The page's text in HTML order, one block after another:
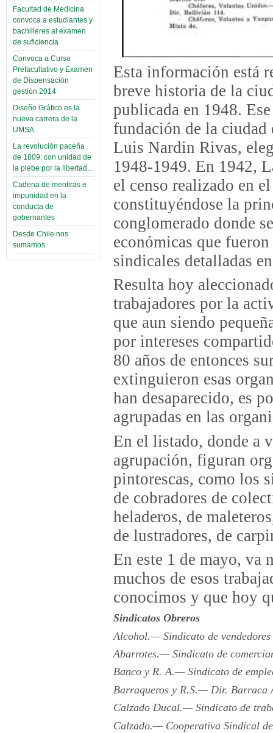
Facultad de Medicina
convoca a estudiantes y
bachilleres al examen
de suficiencia
Convoca a Curso
Prefacultativo y Examen
de Dispensación
gestión 2014
Diseño Gráfico es la
nueva carrera de la
UMSA
La revolución paceña
de 1809: con unidad de
la plebe por la libertad…
Cadena de mentiras e
impunidad en la
conducta de
gobernantes
Desde Chile nos
sumamos
Esta información está
breve historia de la
publicada en 1948.
fundación de la
Luis Nardin Rivas,
1948-1949. En 1942,
el censo realizado en
constituyéndose la
conglomerado donde
económicas que
sindicales detalladas
Resulta hoy
trabajadores por la
que aun siendo
por intereses
80 años de entonces
extinguieron esas
han desaparecido, es
agrupadas en las
En el listado, donde a
agrupación, figuran
pintorescas, como los
de cobradores de
heladeros, de
de lustradores, de
En este 1 de mayo, va
muchos de esos
conocimos y que hoy
Sindicatos Obreros
Alcohol.— Sindicato de
Abarrotes.— Sindicato de
Banco y R. A.— Sindicato de
Barraqueros y R.S.— Dir. Barraca
Calzado Ducal.— Sindicato de
Calzado.— Cooperativa Sindical